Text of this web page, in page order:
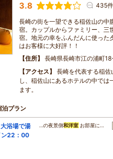
3.8 435件
長崎の街を一望できる稲佐山の中
宿。カップルからファミリー、三
宿。地元の幸をふんだんに使った
はお客様に大好評！！
住所
長崎県長崎市江の浦町
アクセス
長崎を代表する稲
し、稲佐山にあるホテルの中では
ます。
泊プラン
浴場で湯
ン22：00
…の夜景側和洋室 お部屋に…